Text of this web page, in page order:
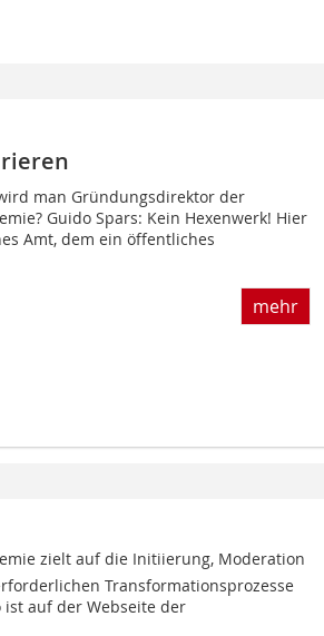
man Gründungsdirektor der
Guido Spars: Kein Hexenwerk! Hier
Amt, dem ein öffentliches
mehr
zielt auf die Initiierung, Moderation
Transformationsprozesse
ist auf der Webseite der